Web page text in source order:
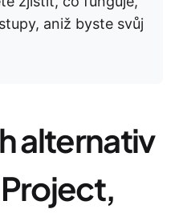
aniž byste svůj
alternativ